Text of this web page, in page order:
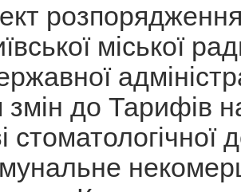
міської
до Тарифів
стоматологічної